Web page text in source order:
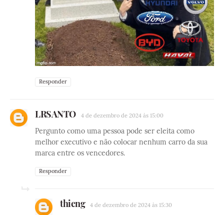
Responder
LRSANTO 4 de dezembro de 2024 às 15:00
Pergunto como uma pessoa pode ser eleita como
melhor executivo e não colocar nenhum carro da sua
marca entre os vencedores.
Responder
thieng 4 de dezembro de 2024 às 15:30